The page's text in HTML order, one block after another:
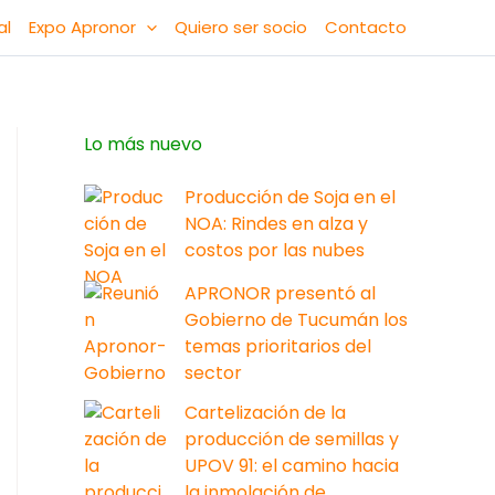
Expo Apronor Quiero ser socio Contacto
Lo más nuevo
Producción de Soja en el
NOA: Rindes en alza y
costos por las nubes
APRONOR presentó al
Gobierno de Tucumán los
temas prioritarios del
sector
Cartelización de la
producción de semillas y
UPOV 91: el camino hacia